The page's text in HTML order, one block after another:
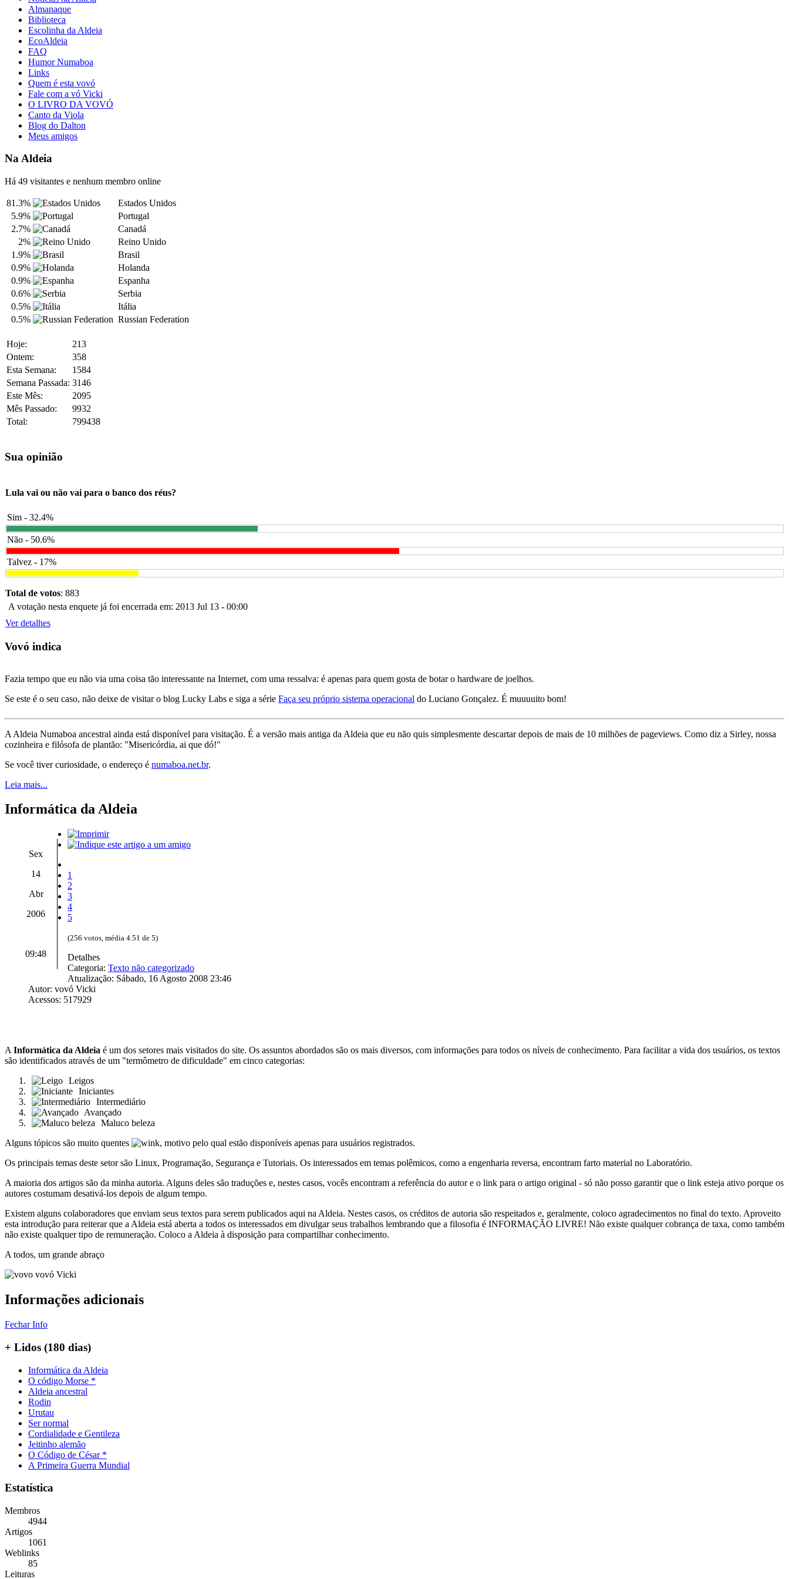
Almanaque
Biblioteca
Escolinha da Aldeia
EcoAldeia
FAQ
Humor Numaboa
Links
Quem é esta vovó
Fale com a vó Vicki
O LIVRO DA VOVÓ
Canto da Viola
Blog do Dalton
Meus amigos
Na Aldeia
Há 49 visitantes e nenhum membro online
81.3%
Estados Unidos
5.9%
Portugal
2.7%
Canadá
2%
Reino Unido
1.9%
Brasil
0.9%
Holanda
0.9%
Espanha
0.6%
Serbia
0.5%
Itália
0.5%
Russian Federation
Hoje:
213
Ontem:
358
Esta Semana:
1584
Semana Passada: 3146
Este Mês:
2095
Mês Passado:
9932
Total:
799438
Sua opinião
Lula vai ou não vai para o banco dos réus?
Sim - 32.4%
Não - 50.6%
Talvez - 17%
Total de votos: 883
A votação nesta enquete já foi encerrada em: 2013 Jul 13 - 00:00
Ver detalhes
Vovó indica
Fazia tempo que eu não via uma coisa tão interessante na Internet, com uma ressalva: é apenas para quem gosta de botar o hardware de joelhos.
Se este é o seu caso, não deixe de visitar o blog Lucky Labs e siga a série Faça seu próprio sistema operacional do Luciano Gonçalez. É muuuuito bom!
A Aldeia Numaboa ancestral ainda está disponível para visitação. É a versão mais antiga da Aldeia que eu não quis simplesmente descartar depois de mais de 10 milhões de pageviews. Como diz a Sirley, nossa
cozinheira e filósofa de plantão: "Misericórdia, ai que dó!"
Se você tiver curiosidade, o endereço é numaboa.net.br.
Leia mais...
Informática da Aldeia
Sex
14
Abr
2006
09:48
1
2
3
4
5
(256 votos, média 4.51 de 5)
Detalhes
Categoria: Texto não categorizado
Atualização: Sábado, 16 Agosto 2008 23:46
Autor: vovó Vicki
Acessos: 517929
A Informática da Aldeia é um dos setores mais visitados do site. Os assuntos abordados são os mais diversos, com informações para todos os níveis de conhecimento. Para facilitar a vida dos usuários, os textos
são identificados através de um "termômetro de dificuldade" em cinco categorias:
Leigos
Iniciantes
Intermediário
Avançado
Maluco beleza
Alguns tópicos são muito quentes
, motivo pelo qual estão disponíveis apenas para usuários registrados.
Os principais temas deste setor são Linux, Programação, Segurança e Tutoriais. Os interessados em temas polêmicos, como a engenharia reversa, encontram farto material no Laboratório.
A maioria dos artigos são da minha autoria. Alguns deles são traduções e, nestes casos, vocês encontram a referência do autor e o link para o artigo original - só não posso garantir que o link esteja ativo porque os
autores costumam desativá-los depois de algum tempo.
Existem alguns colaboradores que enviam seus textos para serem publicados aqui na Aldeia. Nestes casos, os créditos de autoria são respeitados e, geralmente, coloco agradecimentos no final do texto. Aproveito
esta introdução para reiterar que a Aldeia está aberta a todos os interessados em divulgar seus trabalhos lembrando que a filosofia é INFORMAÇÃO LIVRE! Não existe qualquer cobrança de taxa, como também
não existe qualquer tipo de remuneração. Coloco a Aldeia à disposição para compartilhar conhecimento.
A todos, um grande abraço
vovó Vicki
Informações adicionais
Fechar Info
+ Lidos (180 dias)
Informática da Aldeia
O código Morse *
Aldeia ancestral
Rodin
Urutau
Ser normal
Cordialidade e Gentileza
Jeitinho alemão
O Código de César *
A Primeira Guerra Mundial
Estatística
Membros
4944
Artigos
1061
Weblinks
85
Leituras